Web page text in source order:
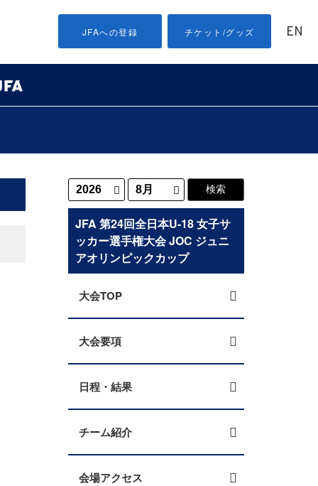
JFAへの登録 チケット/グッズ EN
JFA 第24回全日本U-18 女子サ
ッカー選手権大会 JOC ジュニ
アオリンピックカップ
大会TOP
大会要項
日程・結果
チーム紹介
会場アクセス